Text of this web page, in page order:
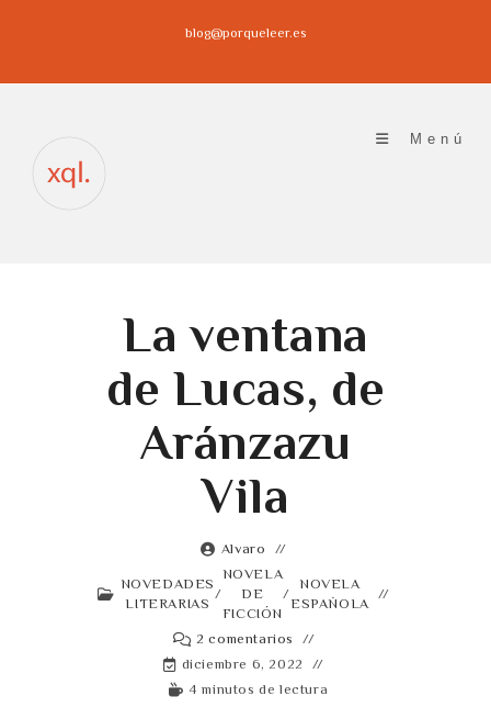
blog@porqueleer.es
Menú
La ventana
de Lucas, de
Aránzazu
Vila
Alvaro
NOVEDADES
LITERARIAS
/
NOVELA
DE
FICCIÓN
/
NOVELA
ESPAÑOLA
2 comentarios
diciembre 6, 2022
4 minutos de lectura